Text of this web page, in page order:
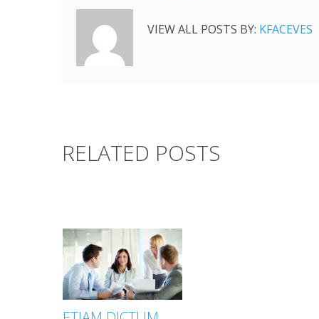
VIEW ALL POSTS BY: KFACEVES
RELATED POSTS